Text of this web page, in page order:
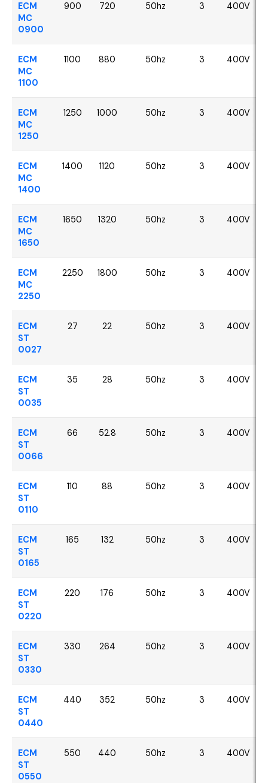
ECM
MC
0900
900 720 50hz 3 400V
ECM
MC
1100
1100 880 50hz 3 400V
ECM
MC
1250
1250 1000 50hz 3 400V
ECM
MC
1400
1400 1120 50hz 3 400V
ECM
MC
1650
1650 1320 50hz 3 400V
ECM
MC
2250
2250 1800 50hz 3 400V
ECM
ST
0027
27 22 50hz 3 400V
ECM
ST
0035
35 28 50hz 3 400V
ECM
ST
0066
66 52.8 50hz 3 400V
ECM
ST
0110
110 88 50hz 3 400V
ECM
ST
0165
165 132 50hz 3 400V
ECM
ST
0220
220 176 50hz 3 400V
ECM
ST
0330
330 264 50hz 3 400V
ECM
ST
0440
440 352 50hz 3 400V
ECM
ST
0550
550 440 50hz 3 400V